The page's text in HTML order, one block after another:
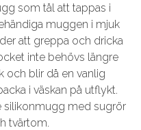
som tål att tappas i
muggen i mjuk
att greppa och dricka
inte behövs längre
och blir då en vanlig
i väskan på utflykt.
silikonmugg med sugrör
tvärtom.